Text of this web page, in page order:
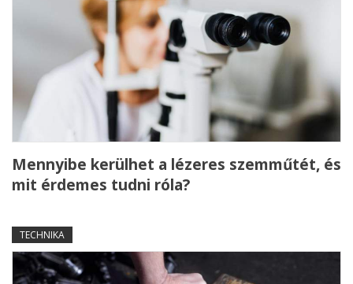
Mennyibe kerülhet a lézeres szemműtét, és
mit érdemes tudni róla?
TECHNIKA